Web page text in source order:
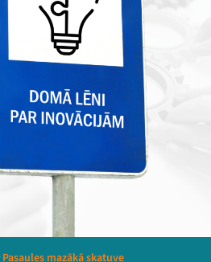
Pasaules mazākā skatuve